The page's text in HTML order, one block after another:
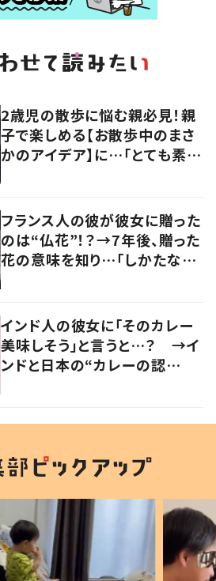
2歳児の散歩に悩む親必見！親
子で楽しめる【お散歩中のまさ
かのアイデア】に…「とても素
フランス人の彼が彼女に贈った
のは“仏花”！？→7年後、贈った
花の意味を知り…「しかたな
インド人の彼女に「そのカレー
美味しそう」と言うと…？ →イ
ンドと日本の“カレーの認